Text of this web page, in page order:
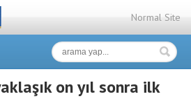
Normal Site
on yıl sonra ilk